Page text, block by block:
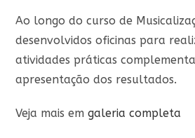
Ao longo do curso de
desenvolvidos oficinas para
atividades práticas
apresentação dos resultados.
Veja mais emgaleria completa